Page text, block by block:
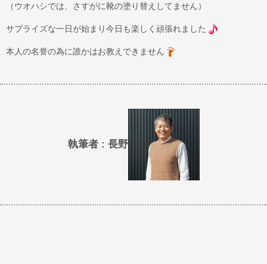
（ウオハシでは、さすがに靴の塗り替えしてません）
サプライズな一日が始まり今日も楽しく頑張れました
本人の名誉の為に誰かはお教えできません
執筆者 : 長野